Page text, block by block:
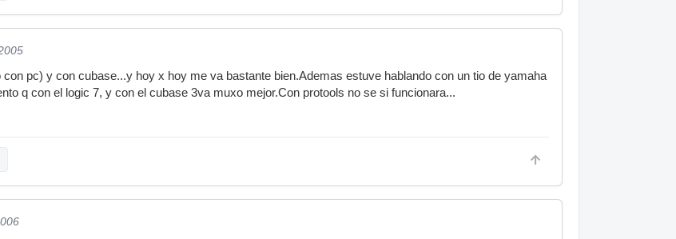
con pc) y con cubase...y hoy x hoy me va bastante bien.Ademas estuve hablando con un tio de yamaha
q con el logic 7, y con el cubase 3va muxo mejor.Con protools no se si funcionara...